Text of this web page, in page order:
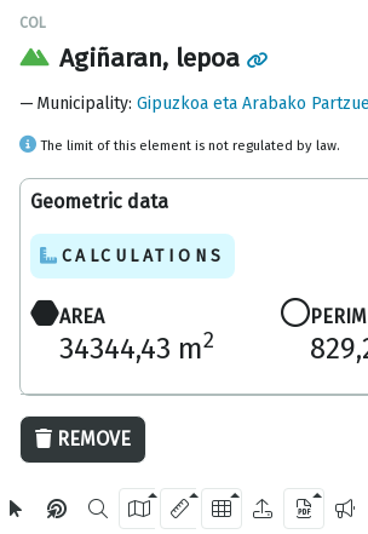
OpenStreetMap
COL
Agiñaran, lepoa
Municipality: Gipuzkoa eta Arabako
The limit of this element is not regulated by law.
Geometric data
CALCULATIONS
AREA
34344,43 m2
REMOVE